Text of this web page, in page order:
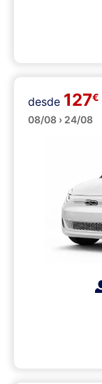
Descapotables
desde 127€
08/08 › 24/08